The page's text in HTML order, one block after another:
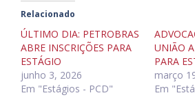
Relacionado
ÚLTIMO DIA: PETROBRAS
ABRE INSCRIÇÕES PARA
ESTÁGIO
junho 3, 2026
Em "Estágios - PCD"
UNIÃO
PARA
março
Em